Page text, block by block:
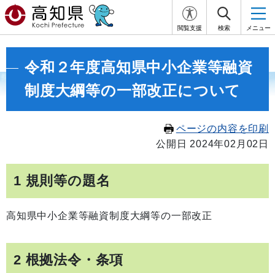
閲覧支援 検索 メニュー
令和２年度高知県中小企業等融資
制度大綱等の一部改正について
ページの内容を印刷
公開日 2024年02月02日
1 規則等の題名
高知県中小企業等融資制度大綱等の一部改正
2 根拠法令・条項